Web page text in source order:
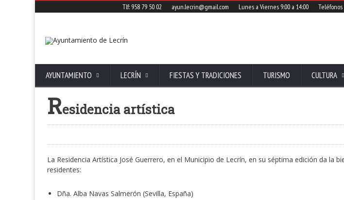
Tlf: 958 79 50 02 ayun.lecrin@gmail.com Lunes a Viernes 9:00 a 14:00
AYUNTAMIENTO LECRÍN FIESTAS Y TRADICIONES TURISMO CULTURA
Residencia artística
La Residencia Artística José Guerrero, en el Municipio de Lecrín, en su séptima edición da la
residentes:
Dña. Alba Navas Salmerón (Sevilla, España)